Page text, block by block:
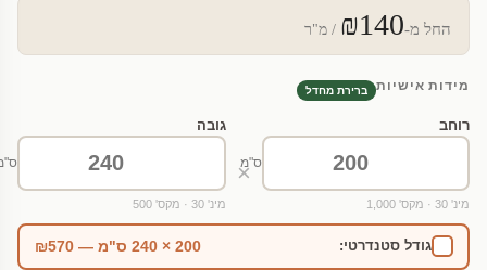
החל מ-₪140 / מ"ר
מידות אישיות ברירת מחדל
רוחב
ס"מ
מינ' 30 · מקס' 1,000
×
גובה
מינ' 30 · מקס' 500
גודל סטנדרטי: 200 × 240 ס"מ — ₪570